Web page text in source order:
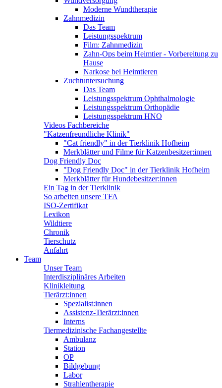
Moderne Wundtherapie
Zahnmedizin
Das Team
Leistungsspektrum
Film: Zahnmedizin
Zahn-Ops beim Heimtier - Vorbereitung zu
Hause
Narkose bei Heimtieren
Zuchtuntersuchung
Das Team
Leistungsspektrum Ophthalmologie
Leistungsspektrum Orthopädie
Leistungsspektrum HNO
Videos Fachbereiche
"Katzenfreundliche Klinik"
"Cat friendly" in der Tierklinik Hofheim
Merkblätter und Filme für Katzenbesitzer:innen
Dog Friendly Doc
"Dog Friendly Doc" in der Tierklinik Hofheim
Merkblätter für Hundebesitzer:innen
Ein Tag in der Tierklinik
So arbeiten unsere TFA
ISO-Zertifikat
Lexikon
Wildtiere
Chronik
Tierschutz
Anfahrt
Team
Unser Team
Interdisziplinäres Arbeiten
Klinikleitung
Tierärzt:innen
Spezialist:innen
Assistenz-Tierärzt:innen
Interns
Tiermedizinische Fachangestellte
Ambulanz
Station
OP
Bildgebung
Labor
Strahlentherapie